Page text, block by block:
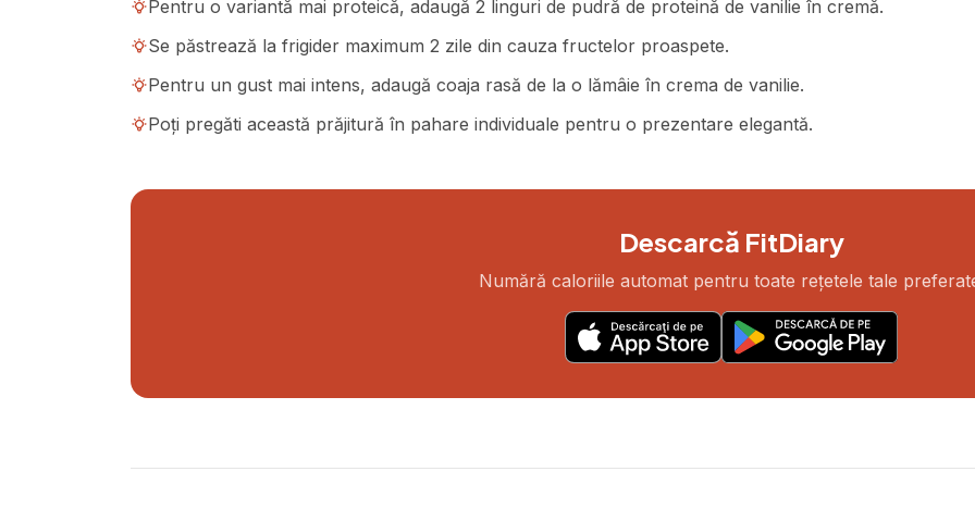
Pentru o variantă mai proteică, adaugă 2 linguri de pudră de proteină de vanilie în cremă.
Se păstrează la frigider maximum 2 zile din cauza fructelor proaspete.
Pentru un gust mai intens, adaugă coaja rasă de la o lămâie în crema de vanilie.
Poți pregăti această prăjitură în pahare individuale pentru o prezentare elegantă.
Descarcă FitDiary
Numără caloriile automat pentru toate rețetele tale